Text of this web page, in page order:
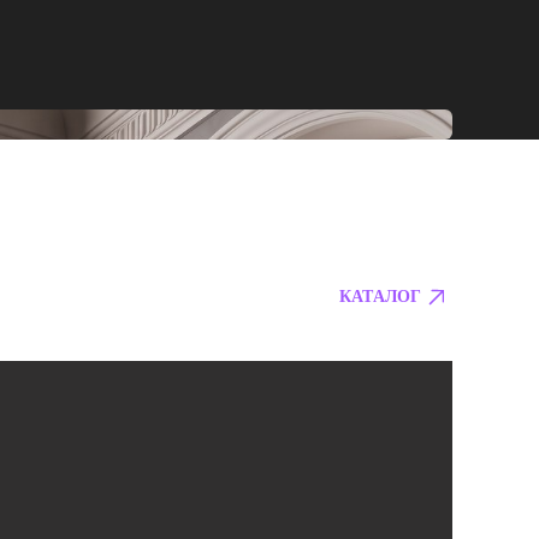
КАТАЛОГ